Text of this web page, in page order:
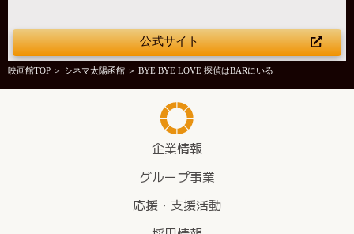
公式サイト
映画館TOP ＞ シネマ太陽函館 ＞ BYE BYE LOVE 探偵はBARにいる
企業情報
グループ事業
応援・支援活動